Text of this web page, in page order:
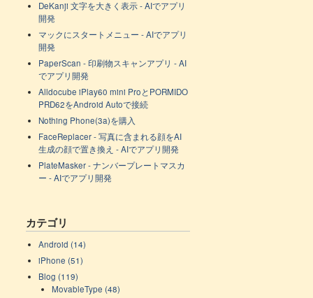
DeKanji 文字を大きく表示 - AIでアプリ
開発
マックにスタートメニュー - AIでアプリ
開発
PaperScan - 印刷物スキャンアプリ - AI
でアプリ開発
Alldocube iPlay60 mini ProとPORMIDO
PRD62をAndroid Autoで接続
Nothing Phone(3a)を購入
FaceReplacer - 写真に含まれる顔をAI
生成の顔で置き換え - AIでアプリ開発
PlateMasker - ナンバープレートマスカ
ー - AIでアプリ開発
カテゴリ
Android (14)
iPhone (51)
Blog (119)
MovableType (48)